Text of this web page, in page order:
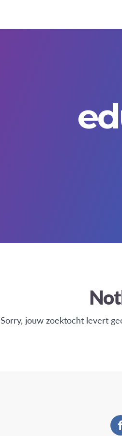
Sorry, jouw zoektocht levert